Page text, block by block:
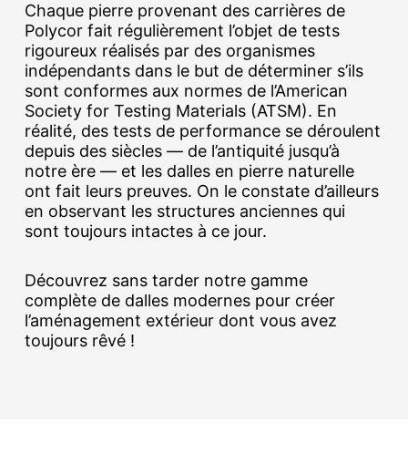
Chaque pierre provenant des carrières de
Polycor fait régulièrement l’objet de tests
rigoureux réalisés par des organismes
indépendants dans le but de déterminer s’ils
sont conformes aux normes de l’American
Society for Testing Materials (ATSM). En
réalité, des tests de performance se déroulent
depuis des siècles — de l’antiquité jusqu’à
notre ère — et les dalles en pierre naturelle
ont fait leurs preuves. On le constate d’ailleurs
en observant les structures anciennes qui
sont toujours intactes à ce jour.
Découvrez sans tarder notre gamme
complète de dalles modernes pour créer
l’aménagement extérieur dont vous avez
toujours rêvé !